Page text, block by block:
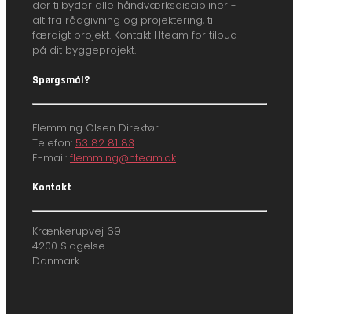
der tilbyder alle håndværksdiscipliner -
alt fra rådgivning og projektering, til
færdigt projekt. Kontakt Hteam for tilbud
på dit byggeprojekt.
Spørgsmål?
Flemming Olsen Direktør
Telefon: 53 82 81 83
E-mail: flemming@hteam.dk
Kontakt
Krænkerupvej 69
4200 Slagelse
Danmark